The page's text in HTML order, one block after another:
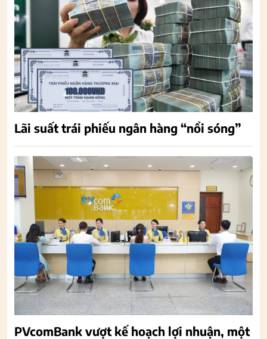
Lãi suất trái phiếu ngân hàng “nổi sóng”
PVcomBank vượt kế hoạch lợi nhuận, một